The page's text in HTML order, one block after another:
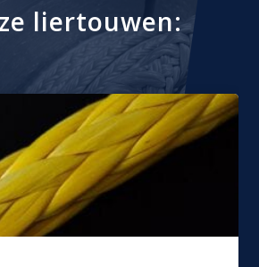
liertouwen: